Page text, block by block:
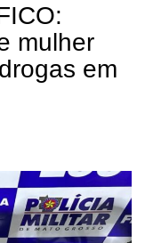
mulher
em